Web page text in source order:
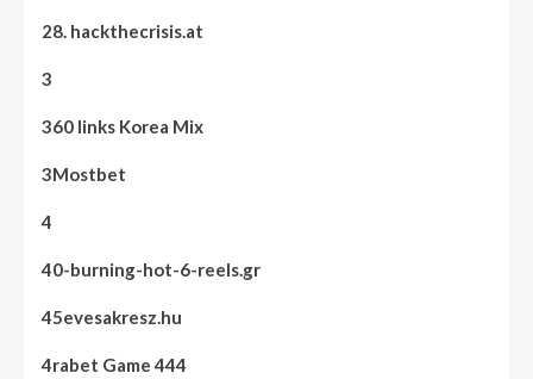
28. hackthecrisis.at
3
360 links Korea Mix
3Mostbet
4
40-burning-hot-6-reels.gr
45evesakresz.hu
4rabet Game 444